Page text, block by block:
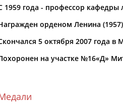
Артур
АБДРАХМАНОВ
1959 года - профессор
орденом Ленина
5 октября 2007 года в
на участке №16«Д»